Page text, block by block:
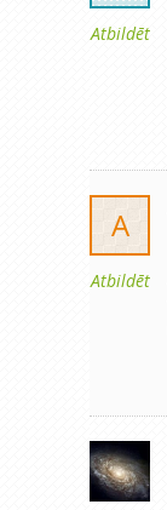
Atbildēt
A
Atbildēt